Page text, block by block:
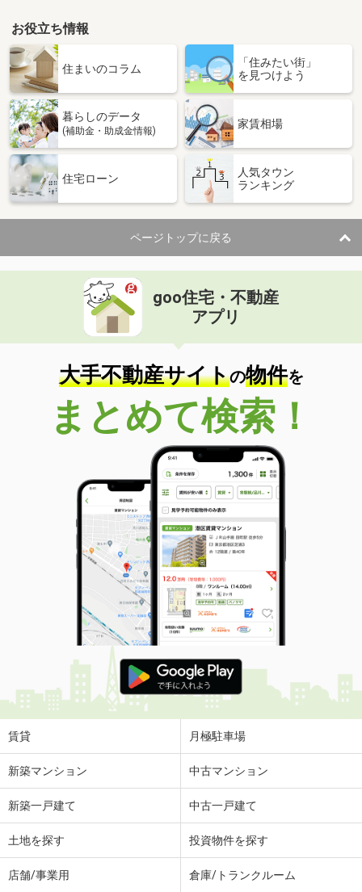
お役立ち情報
住まいのコラム
「住みたい街」
を見つけよう
暮らしのデータ
(補助金・助成金情報)
家賃相場
住宅ローン
人気タウン
ランキング
ページトップに戻る
goo住宅・不動産
アプリ
大手不動産サイトの物件を
まとめて検索！
賃貸 月極駐車場
新築マンション 中古マンション
新築一戸建て 中古一戸建て
土地を探す 投資物件を探す
店舗/事業用 倉庫/トランクルーム